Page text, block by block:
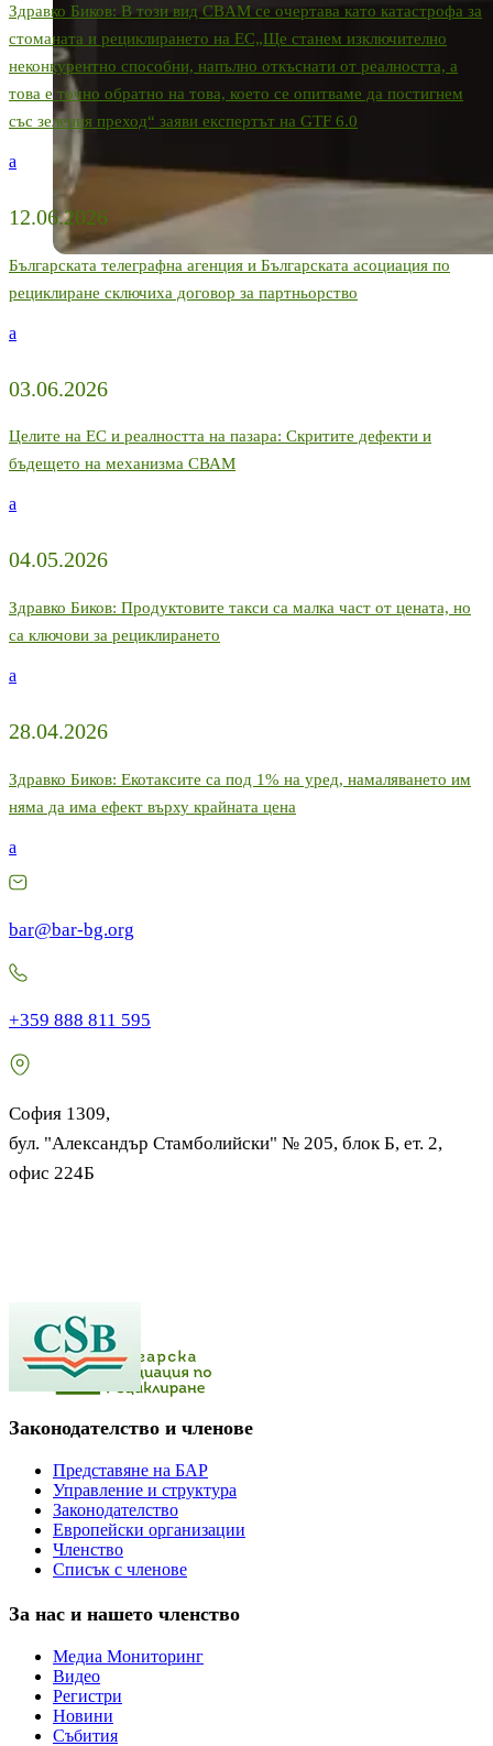
Здравко Биков: В този вид CBAM се очертава като катастрофа за
стоманата и рециклирането на ЕС„Ще станем изключително
неконкурентно способни, напълно откъснати от реалността, а
това е точно обратно на това, което се опитваме да постигнем
със зеления преход“ заяви експертът на GTF 6.0
a
12.06.2026
Българската телеграфна агенция и Българската асоциация по
рециклиране сключиха договор за партньорство
a
03.06.2026
Целите на ЕС и реалността на пазара: Скритите дефекти и
бъдещето на механизма СВАМ
a
04.05.2026
Здравко Биков: Продуктовите такси са малка част от цената, но
са ключови за рециклирането
a
28.04.2026
Здравко Биков: Екотаксите са под 1% на уред, намаляването им
няма да има ефект върху крайната цена
a
bar@bar-bg.org
+359 888 811 595
София 1309,
бул. "Александър Стамболийски" № 205, блок Б, ет. 2,
офис 224Б
Законодателство и членове
Представяне на БАР
Управление и структура
Законодателство
Европейски организации
Членство
Списък с членове
За нас и нашето членство
Медиа Мониторинг
Видео
Регистри
Новини
Събития